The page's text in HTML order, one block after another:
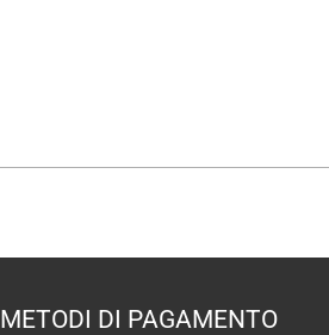
METODI DI PAGAMENTO